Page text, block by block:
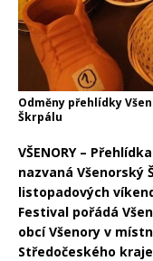
Odměny přehlídky
Škrpálu
VŠENORY –
nazvaná Všenorský
listopadových
Festival pořádá
obcí Všenory v
Středočeského